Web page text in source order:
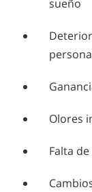
sueño
Olores
Falta